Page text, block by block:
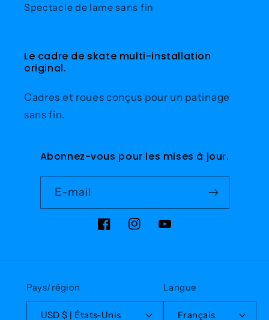
Spectacle de lame sans fin
Le cadre de skate multi-installation
original.
Cadres et roues conçus pour un patinage
sans fin.
Abonnez-vous pour les mises à jour.
E-mail
FacebookInstagramYouTube
Pays/région
USD $ | États-Unis
Langue
Français